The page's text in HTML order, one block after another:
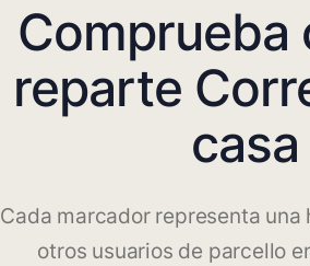
Comprueba
reparte
casa
Cada marcador representa una
otros usuarios de parcello